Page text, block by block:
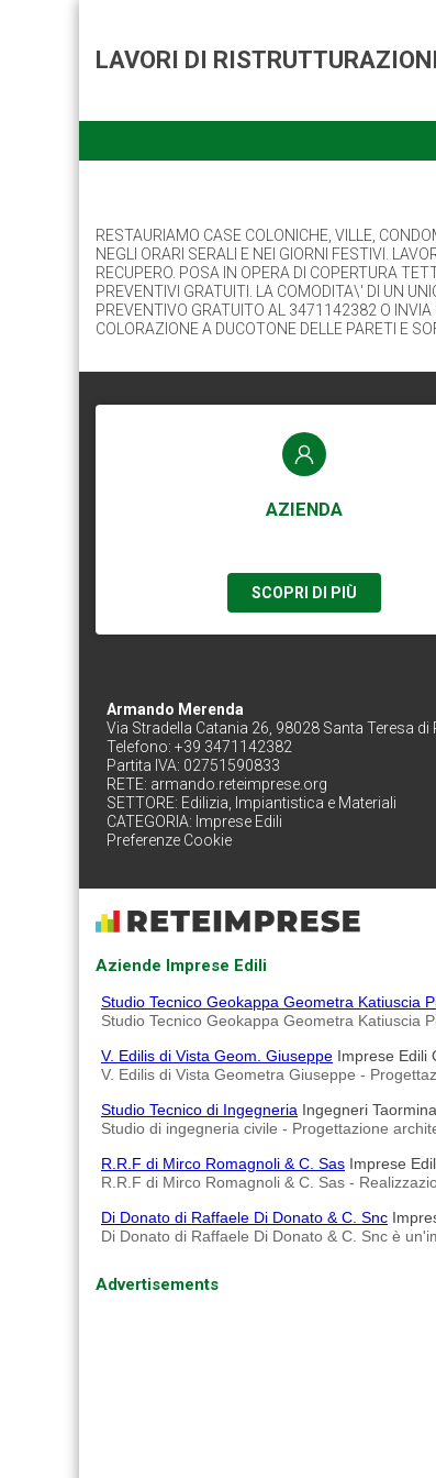
LAVORI DI
RESTAURIAMO CASE COLONICHE, VILLE,
NEGLI ORARI SERALI E NEI GIORNI FESTIVI.
RECUPERO. POSA IN OPERA DI COPERTURA
PREVENTIVI GRATUITI. LA COMODITA\' DI UN
PREVENTIVO GRATUITO AL 3471142382 O
COLORAZIONE A DUCOTONE DELLE PARETI E
AZIENDA
SCOPRI DI PIÙ
Armando Merenda
Via Stradella Catania 26, 98028 Santa Teresa di
Telefono: +39 3471142382
Partita IVA: 02751590833
RETE: armando.reteimprese.org
SETTORE: Edilizia, Impiantistica e Materiali
CATEGORIA: Imprese Edili
Preferenze Cookie
Aziende Imprese Edili
Studio Tecnico Geokappa Geometra Katiuscia
Studio Tecnico Geokappa Geometra Katiuscia
V. Edilis di Vista Geom. Giuseppe Imprese Edili
V. Edilis di Vista Geometra Giuseppe -
Studio Tecnico di Ingegneria Ingegneri Taormina
Studio di ingegneria civile - Progettazione
R.R.F di Mirco Romagnoli & C. Sas Imprese
R.R.F di Mirco Romagnoli & C. Sas -
Di Donato di Raffaele Di Donato & C. Snc
Di Donato di Raffaele Di Donato & C. Snc è
Advertisements